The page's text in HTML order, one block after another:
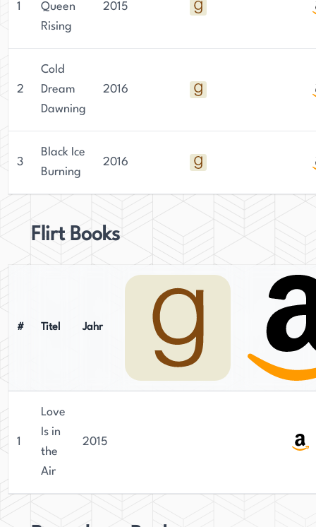
1
Queen
Rising
2015
2
Cold
Dream
Dawning
2016
3
Black Ice
Burning
2016
Flirt Books
# Titel Jahr
1
Love
Is in
the
Air
2015